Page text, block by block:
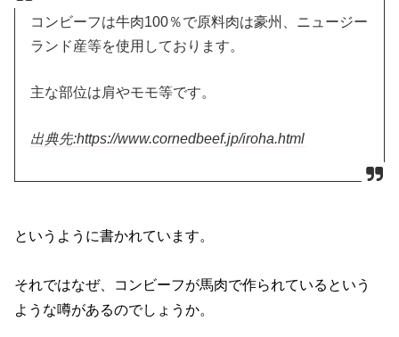
コンビーフは牛肉100％で原料肉は豪州、ニュージー
ランド産等を使用しております。
主な部位は肩やモモ等です。
出典先:https://www.cornedbeef.jp/iroha.html
というように書かれています。
それではなぜ、コンビーフが馬肉で作られているという
ような噂があるのでしょうか。